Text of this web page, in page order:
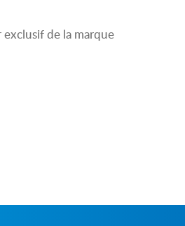
de la marque